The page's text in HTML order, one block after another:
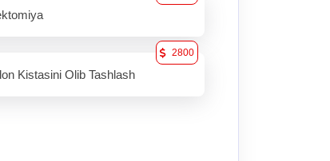
Kistasini Olib Tashlash
2800